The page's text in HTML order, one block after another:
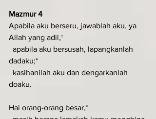
Mazmur 4
Apabila aku berseru, jawablah aku, ya
Allah yang adil,†
dadaku;*
doaku.
Hai orang-orang besar,*